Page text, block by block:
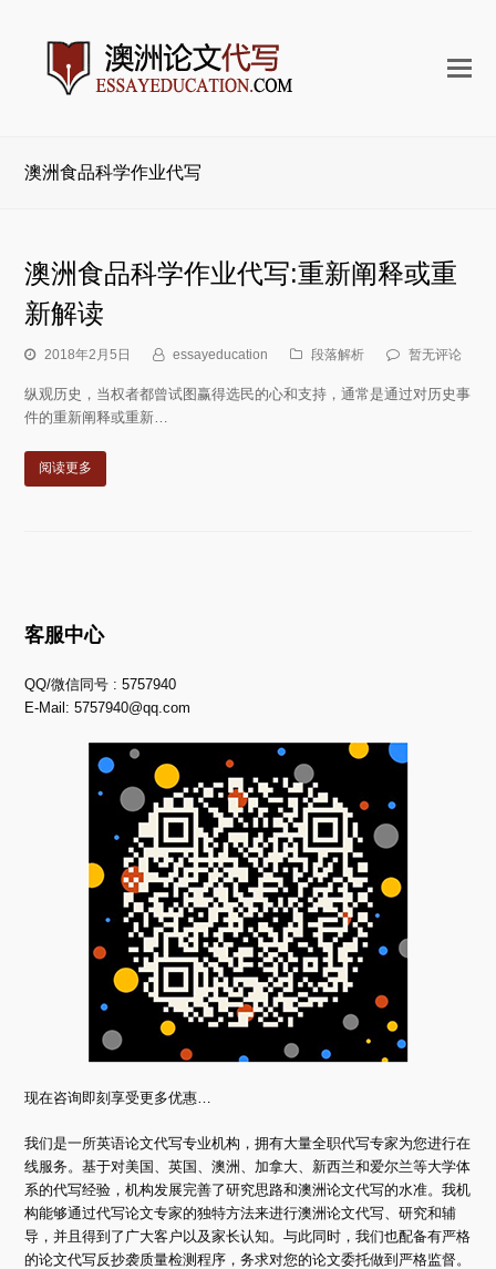
打
澳洲食品科学作业代写
澳洲食品科学作业代写:重新阐释或重
新解读
2018年2月5日 essayeducation 段落解析 暂无评论
纵观历史，当权者都曾试图赢得选民的心和支持，通常是通过对历史事
件的重新阐释或重新…
阅读更多
客服中心
QQ/微信同号 : 5757940
E-Mail:5757940@qq.com
现在咨询即刻享受更多优惠…
我们是一所英语论文代写专业机构，拥有大量全职代写专家为您进行在
线服务。基于对美国、英国、澳洲、加拿大、新西兰和爱尔兰等大学体
系的代写经验，机构发展完善了研究思路和澳洲论文代写的水准。我机
构能够通过代写论文专家的独特方法来进行澳洲论文代写、研究和辅
导，并且得到了广大客户以及家长认知。与此同时，我们也配备有严格
的论文代写反抄袭质量检测程序，务求对您的论文委托做到严格监督。